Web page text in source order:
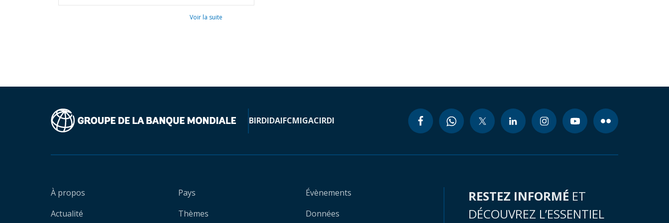
Voir la suite
BIRDIDAIFCMIGACIRDI
À propos
Actualité
Pays
Thèmes
Évènements
Données
RESTEZ INFORMÉ ET
DÉCOUVREZ L’ESSENTIEL